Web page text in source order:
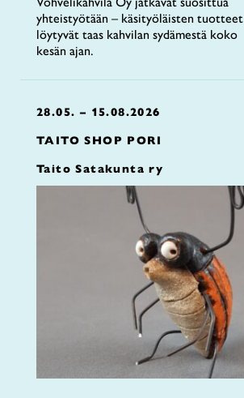
yhteistyötään – käsityöläisten tuotteet
löytyvät taas kahvilan sydämestä koko
kesän ajan.
28.05. – 15.08.2026
TAITO SHOP PORI
Taito Satakunta ry